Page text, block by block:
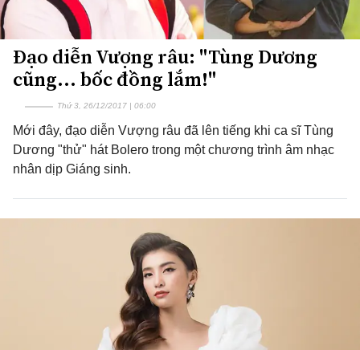
Đạo diễn Vượng râu: "Tùng Dương
cũng... bốc đồng lắm!"
Thứ 3, 26/12/2017 | 06:00
Mới đây, đạo diễn Vượng râu đã lên tiếng khi ca sĩ Tùng
Dương "thử" hát Bolero trong một chương trình âm nhạc
nhân dịp Giáng sinh.